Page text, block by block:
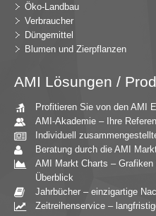
Öko-Landbau
Verbraucher
Düngemittel
Blumen und Zierpflanzen
AMI Lösungen /
Profitieren Sie von den AMI
AMI-Akademie – Ihre
Individuell
Beratung durch die AMI
AMI Markt Charts –
Überblick
Jahrbücher – einzigartige
Zeitreihenservice –